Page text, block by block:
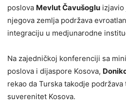
poslova Mevlut Čavušoglu izjavio
njegova zemlja podržava
integraciju u medjunarodne
Na zajedničkoj konferenciji sa
poslova i dijaspore Kosova,
rekao da Turska takodje
suverenitet Kosova.